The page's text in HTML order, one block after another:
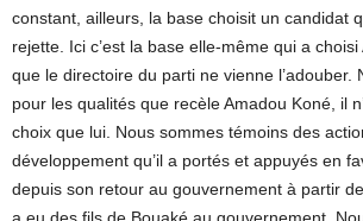
constant, ailleurs, la base choisit un candidat
rejette. Ici c’est la base elle-même qui a
que le directoire du parti ne vienne l’adouber.
pour les qualités que recèle Amadou Koné, il
choix que lui. Nous sommes témoins des
développement qu’il a portés et appuyés en
depuis son retour au gouvernement à partir